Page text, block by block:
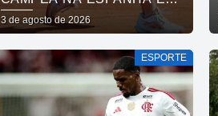
VOLTA AO TOP 200
3 de agosto de 2026
ESPORTE